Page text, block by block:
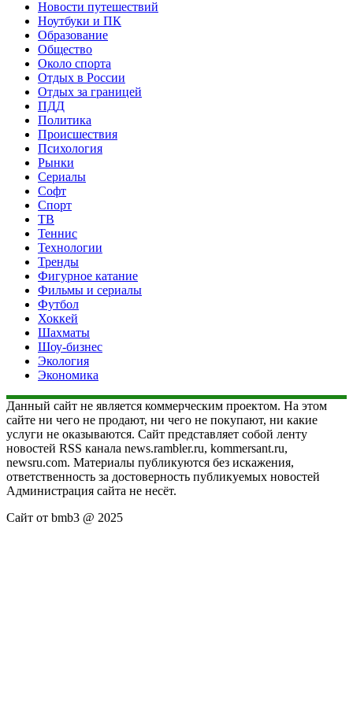
Новости путешествий
Ноутбуки и ПК
Образование
Общество
Около спорта
Отдых в России
Отдых за границей
ПДД
Политика
Происшествия
Психология
Рынки
Сериалы
Софт
Спорт
ТВ
Теннис
Технологии
Тренды
Фигурное катание
Фильмы и сериалы
Футбол
Хоккей
Шахматы
Шоу-бизнес
Экология
Экономика
Данный сайт не является коммерческим проектом. На этом
сайте ни чего не продают, ни чего не покупают, ни какие
услуги не оказываются. Сайт представляет собой ленту
новостей RSS канала news.rambler.ru, kommersant.ru,
newsru.com. Материалы публикуются без искажения,
ответственность за достоверность публикуемых новостей
Администрация сайта не несёт.
Сайт от bmb3 @ 2025